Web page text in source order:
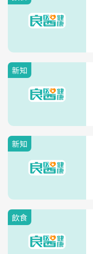
新知
新知
飲食